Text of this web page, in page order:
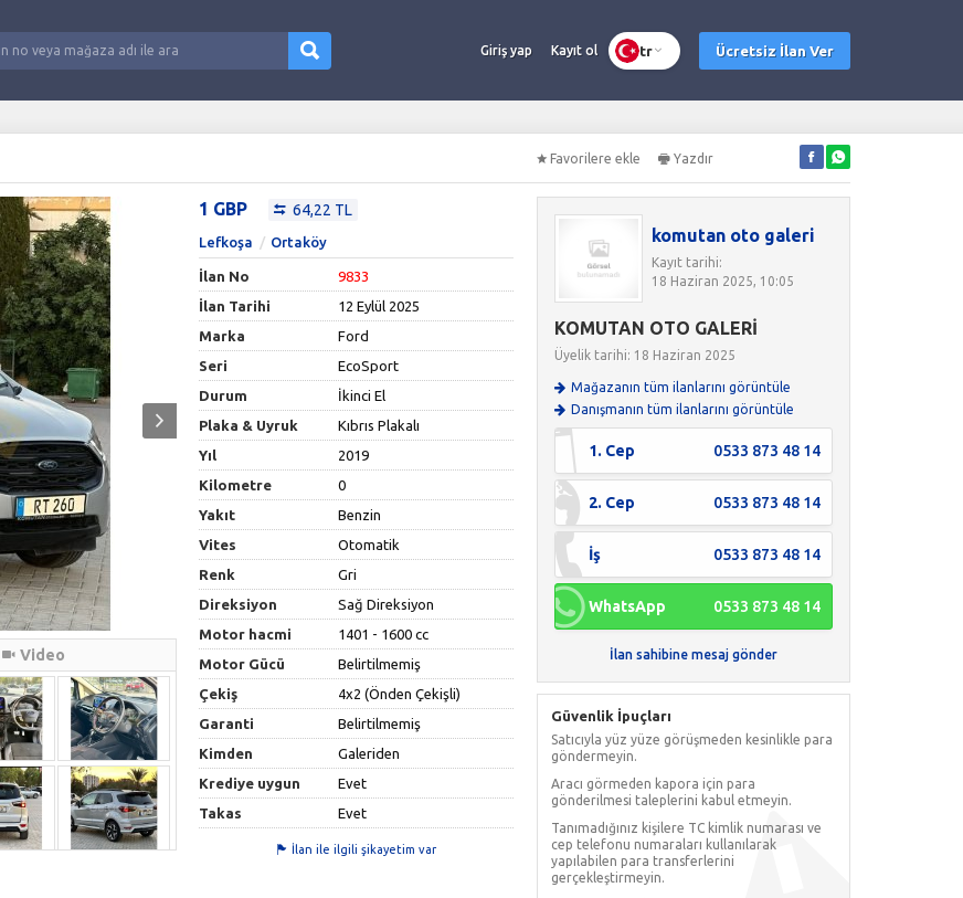
Giriş yap Kayıt ol tr Ücretsiz İlan Ver
Favorilere ekle Yazdır
Video
1 GBP 64,22 TL
Lefkoşa Ortaköy
İlan No
9833
İlan Tarihi
12 Eylül 2025
Marka
Ford
Seri
EcoSport
Durum
İkinci El
Plaka & Uyruk
Kıbrıs Plakalı
Yıl
2019
Kilometre
0
Yakıt
Benzin
Vites
Otomatik
Renk
Gri
Direksiyon
Sağ Direksiyon
Motor hacmi
1401 - 1600 cc
Motor Gücü
Belirtilmemiş
Çekiş
4x2 (Önden Çekişli)
Garanti
Belirtilmemiş
Kimden
Galeriden
Krediye uygun
Evet
Takas
Evet
İlan ile ilgili şikayetim var
komutan oto galeri
Kayıt tarihi:
18 Haziran 2025, 10:05
KOMUTAN OTO GALERİ
Üyelik tarihi: 18 Haziran 2025
Mağazanın tüm ilanlarını görüntüle
Danışmanın tüm ilanlarını görüntüle
1. Cep 0533 873 48 14
2. Cep 0533 873 48 14
İş 0533 873 48 14
WhatsApp 0533 873 48 14
İlan sahibine mesaj gönder
Güvenlik İpuçları
Satıcıyla yüz yüze görüşmeden kesinlikle para
göndermeyin.
Aracı görmeden kapora için para
gönderilmesi taleplerini kabul etmeyin.
Tanımadığınız kişilere TC kimlik numarası ve
cep telefonu numaraları kullanılarak
yapılabilen para transferlerini
gerçekleştirmeyin.